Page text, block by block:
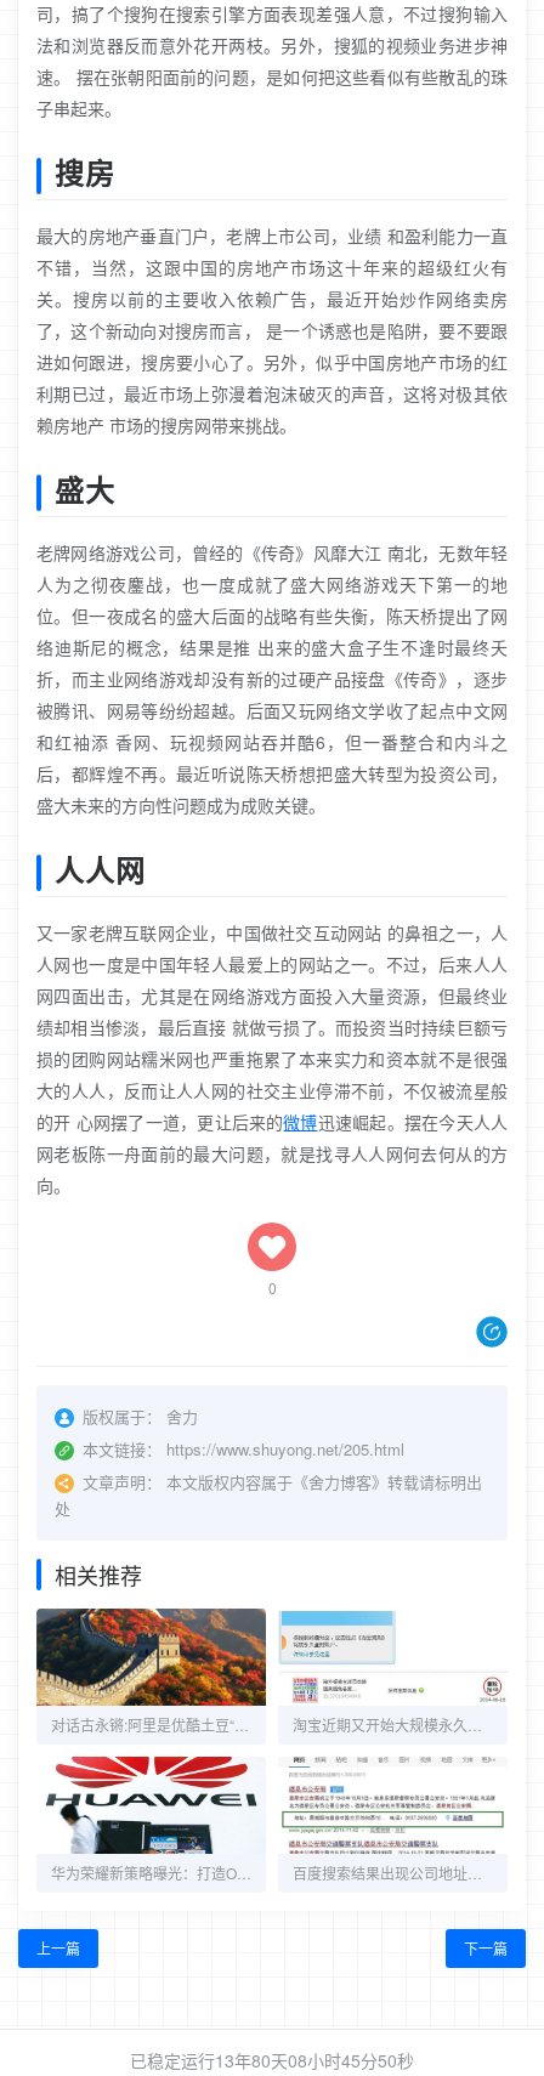
司，搞了个搜狗在搜索引擎方面表现差强人意，不过搜狗输入
法和浏览器反而意外花开两枝。另外，搜狐的视频业务进步神
速。 摆在张朝阳面前的问题，是如何把这些看似有些散乱的珠
子串起来。
搜房
最大的房地产垂直门户，老牌上市公司，业绩 和盈利能力一直
不错，当然，这跟中国的房地产市场这十年来的超级红火有
关。搜房以前的主要收入依赖广告，最近开始炒作网络卖房
了，这个新动向对搜房而言， 是一个诱惑也是陷阱，要不要跟
进如何跟进，搜房要小心了。另外，似乎中国房地产市场的红
利期已过，最近市场上弥漫着泡沫破灭的声音，这将对极其依
赖房地产 市场的搜房网带来挑战。
盛大
老牌网络游戏公司，曾经的《传奇》风靡大江 南北，无数年轻
人为之彻夜鏖战，也一度成就了盛大网络游戏天下第一的地
位。但一夜成名的盛大后面的战略有些失衡，陈天桥提出了网
络迪斯尼的概念，结果是推 出来的盛大盒子生不逢时最终夭
折，而主业网络游戏却没有新的过硬产品接盘《传奇》，逐步
被腾讯、网易等纷纷超越。后面又玩网络文学收了起点中文网
和红袖添 香网、玩视频网站吞并酷6，但一番整合和内斗之
后，都辉煌不再。最近听说陈天桥想把盛大转型为投资公司，
盛大未来的方向性问题成为成败关键。
人人网
又一家老牌互联网企业，中国做社交互动网站 的鼻祖之一，人
人网也一度是中国年轻人最爱上的网站之一。不过，后来人人
网四面出击，尤其是在网络游戏方面投入大量资源，但最终业
绩却相当惨淡，最后直接 就做亏损了。而投资当时持续巨额亏
损的团购网站糯米网也严重拖累了本来实力和资本就不是很强
大的人人，反而让人人网的社交主业停滞不前，不仅被流星般
的开 心网摆了一道，更让后来的微博迅速崛起。摆在今天人人
网老板陈一舟面前的最大问题，就是找寻人人网何去何从的方
向。
0
版权属于：
舍力
本文链接：
https://www.shuyong.net/205.html
文章声明：
本文版权内容属于《舍力博客》转载请标明出
处
相关推荐
上一篇 下一篇
已稳定运行13年80天08小时45分51秒